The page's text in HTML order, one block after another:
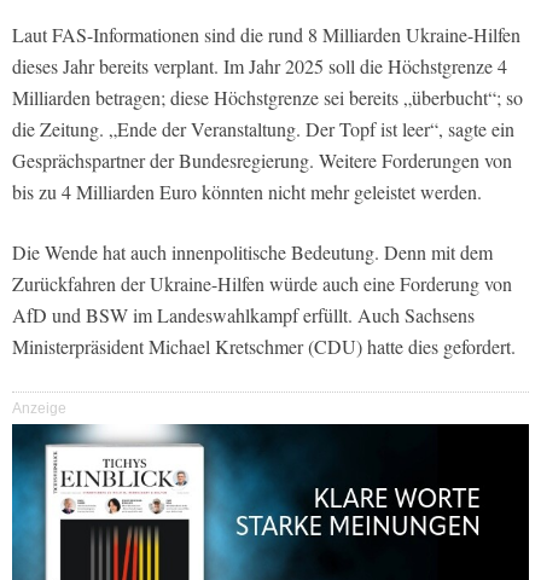
Laut FAS-Informationen sind die rund 8 Milliarden Ukraine-Hilfen
dieses Jahr bereits verplant. Im Jahr 2025 soll die Höchstgrenze 4
Milliarden betragen; diese Höchstgrenze sei bereits „überbucht“; so
die Zeitung. „Ende der Veranstaltung. Der Topf ist leer“, sagte ein
Gesprächspartner der Bundesregierung. Weitere Forderungen von
bis zu 4 Milliarden Euro könnten nicht mehr geleistet werden.
Die Wende hat auch innenpolitische Bedeutung. Denn mit dem
Zurückfahren der Ukraine-Hilfen würde auch eine Forderung von
AfD und BSW im Landeswahlkampf erfüllt. Auch Sachsens
Ministerpräsident Michael Kretschmer (CDU) hatte dies gefordert.
Anzeige